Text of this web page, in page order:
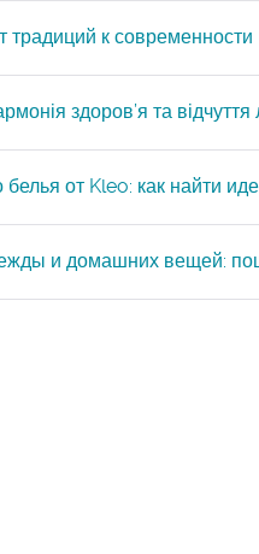
традиций к современности
здоров’я та відчуття
от Kleo: как найти
и домашних вещей: